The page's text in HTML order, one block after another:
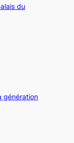
du
génération